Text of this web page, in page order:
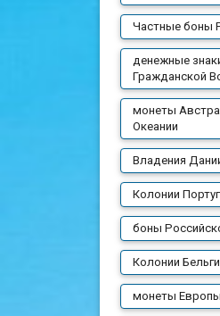
Частные боны
денежные
Гражданской
монеты
Океании
Владения
Колонии
боны
Колонии
монеты Европы